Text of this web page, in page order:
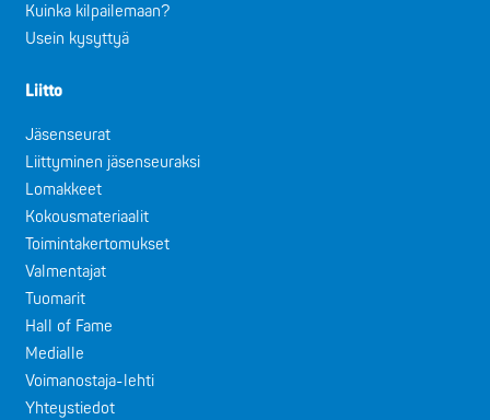
Kuinka kilpailemaan?
Usein kysyttyä
Liitto
Jäsenseurat
Liittyminen jäsenseuraksi
Lomakkeet
Kokousmateriaalit
Toimintakertomukset
Valmentajat
Tuomarit
Hall of Fame
Medialle
Voimanostaja-lehti
Yhteystiedot